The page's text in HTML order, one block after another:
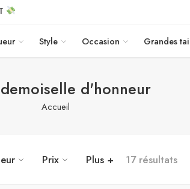
Style Occasion Grandes
d'honneur
Accueil
Prix Plus + 17 résultats